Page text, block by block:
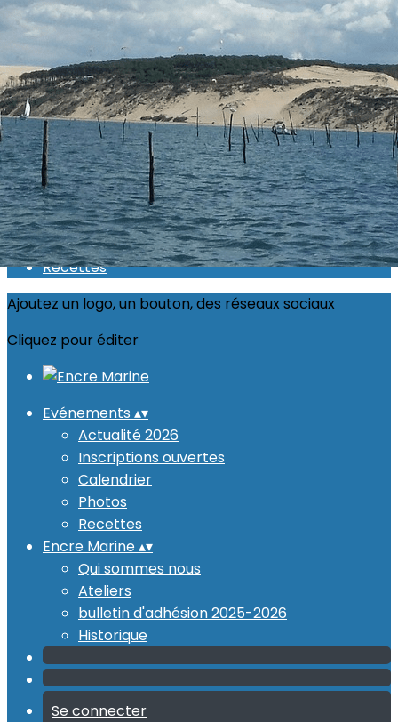
Exporter les lignes sélectionnées
Exporter toutes les colonnes
Exporter uniquement les colonnes affichées
Menu
<
>
Actualité 2026
Inscriptions ouvertes
Calendrier
Photos
Recettes
Ajoutez un logo, un bouton, des réseaux sociaux
Cliquez pour éditer
Evénements ▴▾
Actualité 2026
Inscriptions ouvertes
Calendrier
Photos
Recettes
Encre Marine▴▾
Qui sommes nous
Ateliers
bulletin d'adhésion 2025-2026
Historique
Se connecter